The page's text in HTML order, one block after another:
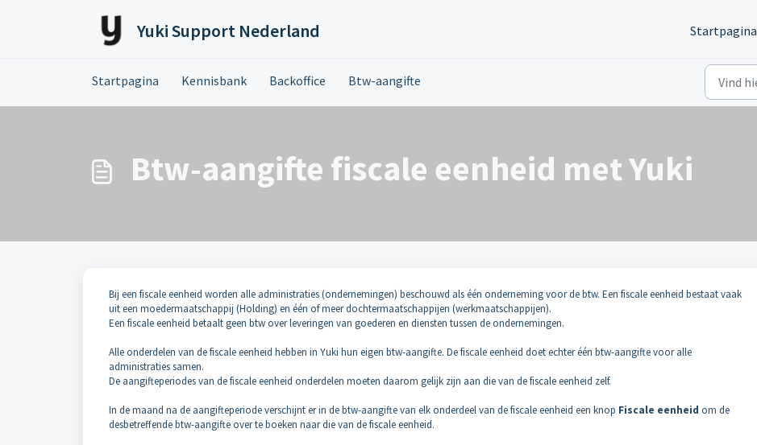
Yuki Support Nederland Startpagina
Startpagina Kennisbank Backoffice Btw-aangifte
Btw-aangifte fiscale eenheid met Yuki
Bij een fiscale eenheid worden alle administraties (ondernemingen) beschouwd als één onderneming voor de btw. Een fiscale eenheid bestaat vaak
uit een moedermaatschappij (Holding) en één of meer dochtermaatschappijen (werkmaatschappijen).
Een fiscale eenheid betaalt geen btw over leveringen van goederen en diensten tussen de ondernemingen.
Alle onderdelen van de fiscale eenheid hebben in Yuki hun eigen btw-aangifte. De fiscale eenheid doet echter één btw-aangifte voor alle
administraties samen.
De aangifteperiodes van de fiscale eenheid onderdelen moeten daarom gelijk zijn aan die van de fiscale eenheid zelf.
In de maand na de aangifteperiode verschijnt er in de btw-aangifte van elk onderdeel van de fiscale eenheid een knop Fiscale eenheid om de
desbetreffende btw-aangifte over te boeken naar die van de fiscale eenheid.